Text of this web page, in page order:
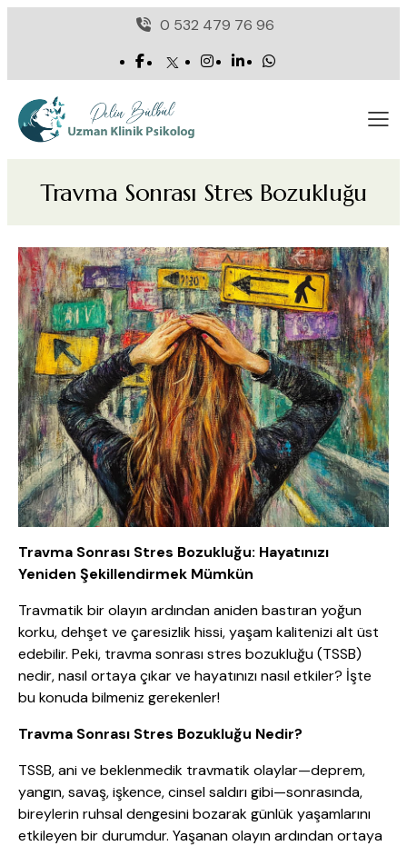
0 532 479 76 96
Travma Sonrası Stres Bozukluğu
Travma Sonrası Stres Bozukluğu: Hayatınızı
Yeniden Şekillendirmek Mümkün
Travmatik bir olayın ardından aniden bastıran yoğun
korku, dehşet ve çaresizlik hissi, yaşam kalitenizi alt üst
edebilir. Peki, travma sonrası stres bozukluğu (TSSB)
nedir, nasıl ortaya çıkar ve hayatınızı nasıl etkiler? İşte
bu konuda bilmeniz gerekenler!
Travma Sonrası Stres Bozukluğu Nedir?
TSSB, ani ve beklenmedik travmatik olaylar—deprem,
yangın, savaş, işkence, cinsel saldırı gibi—sonrasında,
bireylerin ruhsal dengesini bozarak günlük yaşamlarını
etkileyen bir durumdur. Yaşanan olayın ardından ortaya